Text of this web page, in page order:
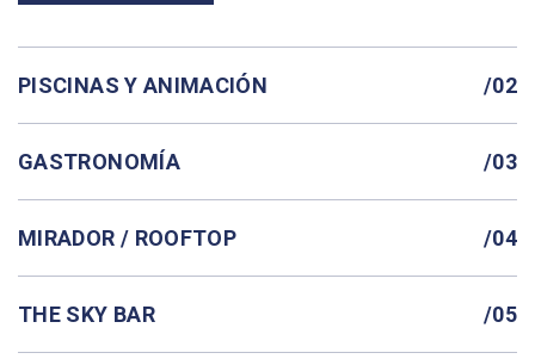
PISCINAS Y ANIMACIÓN /02
GASTRONOMÍA /03
MIRADOR / ROOFTOP /04
THE SKY BAR /05